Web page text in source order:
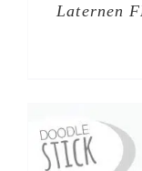
Laternen